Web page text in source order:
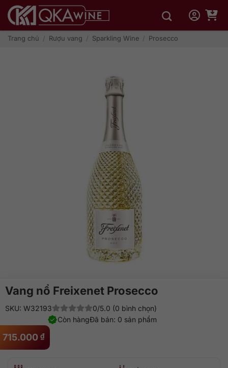
qua
dungTrang chủ / Rượu vang / Sparkling Wine / Prosecco
Vang nổ Freixenet Prosecco
715.000 ₫
SKU: W32193
0/5.0 (0 bình chọn)
Đã bán: 0 sản phẩm
Còn hàng